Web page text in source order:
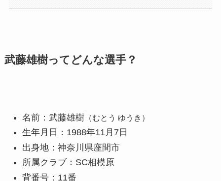
武藤雄樹ってどんな選手？
名前：武藤雄樹（むとう ゆうき）
生年月日：1988年11月7日
出身地：神奈川県座間市
所属クラブ：SC相模原
背番号：11番